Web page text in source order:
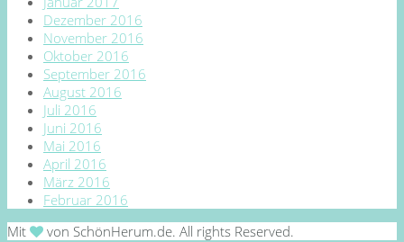
Dezember 2016
November 2016
Oktober 2016
September 2016
August 2016
Juli 2016
Juni 2016
Mai 2016
April 2016
März 2016
Februar 2016
Mit
von SchönHerum.de. All rights Reserved.